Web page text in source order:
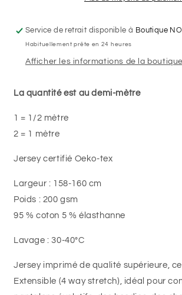
Service de retrait disponible à Boutique
Habituellement prête en 24 heures
Afficher les informations de la boutique
La quantité est au demi-mètre
1 = 1/2 mètre
2 = 1 mètre
Jersey certifié Oeko-tex
Largeur : 158-160 cm
Poids : 200 gsm
95 % coton 5 % élasthanne
Lavage : 30-40°C
Jersey imprimé de qualité supérieure,
Extensible (4 way stretch), idéal pour